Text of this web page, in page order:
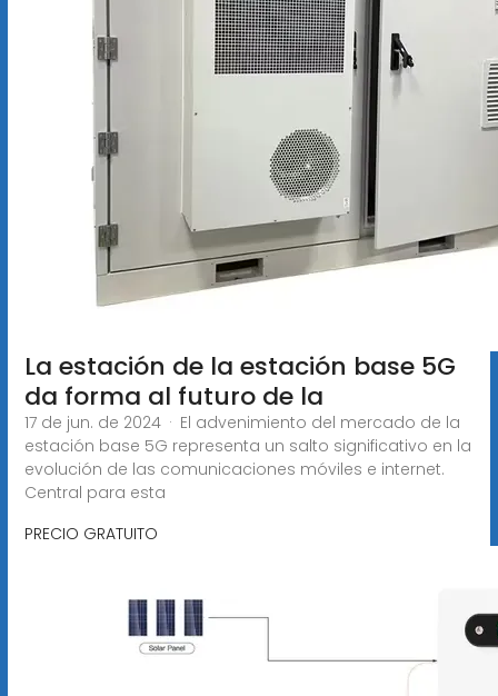
La estación de la estación base 5G
da forma al futuro de la
17 de jun. de 2024 · El advenimiento del mercado de la
estación base 5G representa un salto significativo en la
evolución de las comunicaciones móviles e internet.
Central para esta
PRECIO GRATUITO